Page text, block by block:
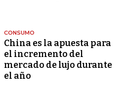
CONSUMO
China es la apuesta para
el incremento del
mercado de lujo durante
el año